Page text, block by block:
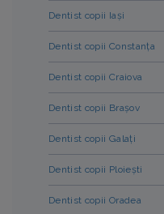
Dentist copii Iași
Dentist copii Constanța
Dentist copii Craiova
Dentist copii Brașov
Dentist copii Galați
Dentist copii Ploiești
Dentist copii Oradea